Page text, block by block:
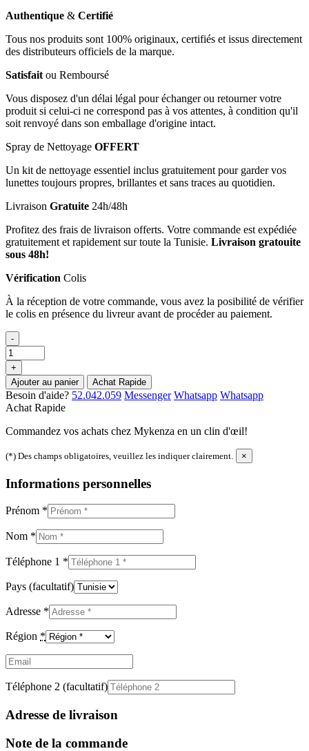
Authentique & Certifié
Tous nos produits sont 100% originaux, certifiés et issus directement
des distributeurs officiels de la marque.
Satisfait ou Remboursé
Vous disposez d'un délai légal pour échanger ou retourner votre
produit si celui-ci ne correspond pas à vos attentes, à condition qu'il
soit renvoyé dans son emballage d'origine intact.
Spray de Nettoyage OFFERT
Un kit de nettoyage essentiel inclus gratuitement pour garder vos
lunettes toujours propres, brillantes et sans traces au quotidien.
Livraison Gratuite 24h/48h
Profitez des frais de livraison offerts. Votre commande est expédiée
gratuitement et rapidement sur toute la Tunisie. Livraison gratouite
sous 48h!
Vérification Colis
À la réception de votre commande, vous avez la posibilité de vérifier
le colis en présence du livreur avant de procéder au paiement.
-
+
Ajouter au panier
Achat Rapide
Besoin d'aide? 52.042.059 Messenger Whatsapp Whatsapp
Achat Rapide
Commandez vos achats chez Mykenza en un clin d'œil!
(*) Des champs obligatoires, veuillez les indiquer clairement. ×
Informations personnelles
Prénom *
Nom *
Téléphone 1 *
Pays (facultatif)
Adresse *
Région *
Email
Téléphone 2 (facultatif)
Adresse de livraison
Note de la commande